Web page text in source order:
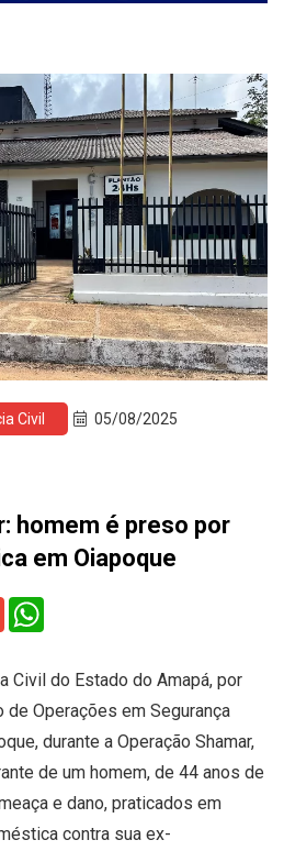
Civil 05/08/2025
homem é preso por
em Oiapoque
Gmail
Civil do Estado do Amapá, por
Operações em Segurança
durante a Operação Shamar,
de um homem, de 44 anos de
e dano, praticados em
contra sua ex-